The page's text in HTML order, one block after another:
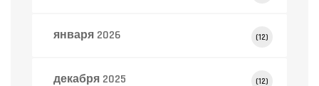
января 2026 (12)
декабря 2025 (12)